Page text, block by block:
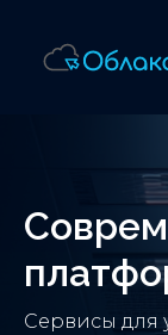
Сервисы для